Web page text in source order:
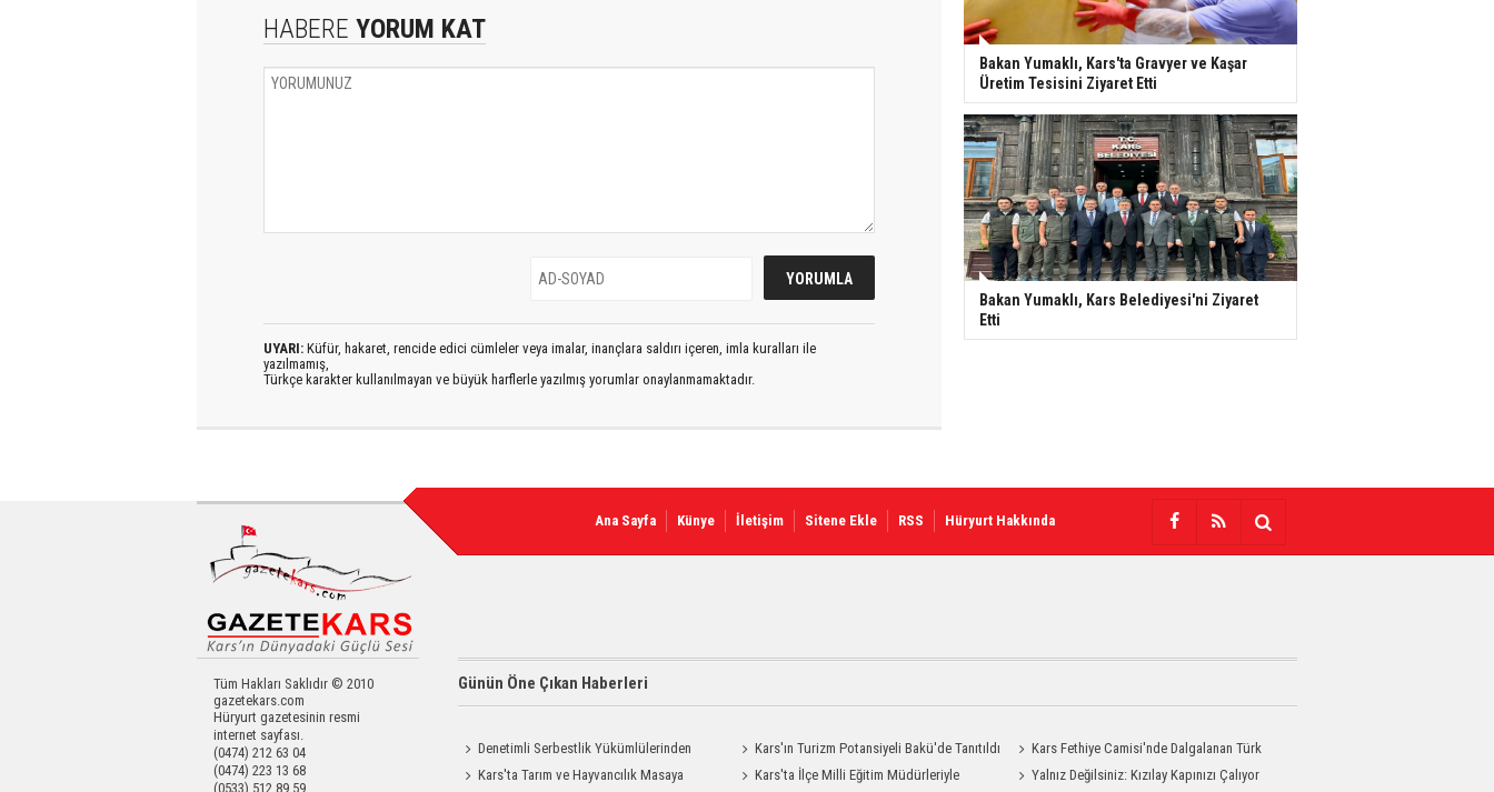
HABERE YORUM KAT
UYARI: Küfür, hakaret, rencide edici cümleler veya imalar, inançlara saldırı içeren, imla kuralları ile
yazılmamış,
Türkçe karakter kullanılmayan ve büyük harflerle yazılmış yorumlar onaylanmamaktadır.
Bakan Yumaklı, Kars'ta Gravyer ve Kaşar
Üretim Tesisini Ziyaret Etti
Bakan Yumaklı, Kars Belediyesi'ni Ziyaret
Etti
Ana Sayfa Künye İletişim Sitene Ekle RSS Hüryurt Hakkında
Tüm Hakları Saklıdır © 2010
gazetekars.com
Hüryurt gazetesinin resmi
internet sayfası.
(0474) 212 63 04
(0474) 223 13 68
(0533) 512 89 59
Günün Öne Çıkan Haberleri
Denetimli Serbestlik Yükümlülerinden
Okula Temizlik Desteği
Kars'ın Turizm Potansiyeli Bakü'de Tanıtıldı
Kars Fethiye Camisi'nde Dalgalanan Türk
Bayrağı Görenlerin Beğenisini Topladı
Kars'ta Tarım ve Hayvancılık Masaya Kars'ta İlçe Milli Eğitim Müdürleriyle Yalnız Değilsiniz: Kızılay Kapınızı Çalıyor